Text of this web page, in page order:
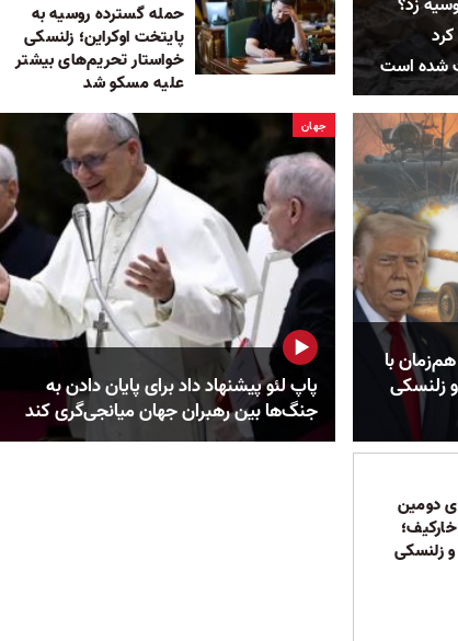
شده است
حمله گسترده روسیه به
پایتخت اوکراین؛ زلنسکی
خواستار تحریم‌های بیشتر
علیه مسکو شد
با
زلنسکی
جهان
پاپ لئو پیشنهاد داد برای پایان دادن به
جنگ‌‌ها بین رهبران جهان میانجی‌گری کند
دومین
و زلنسکی